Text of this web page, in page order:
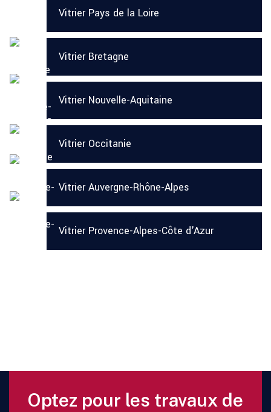
Vitrier Pays de la Loire
Vitrier Bretagne
Vitrier Nouvelle-Aquitaine
Vitrier Occitanie
Vitrier Auvergne-Rhône-Alpes
Vitrier Provence-Alpes-Côte d'Azur
Optez pour les travaux de